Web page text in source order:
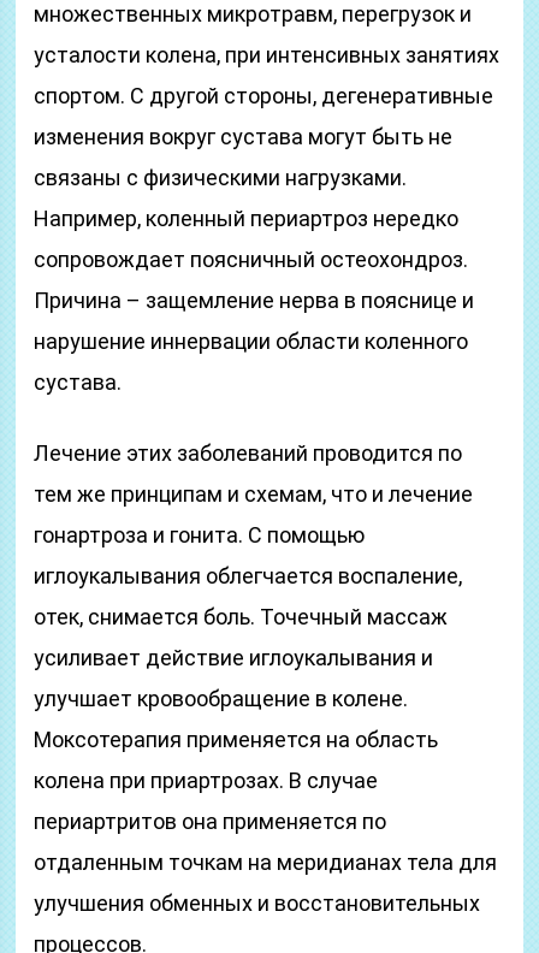
множественных микротравм, перегрузок и
усталости колена, при интенсивных занятиях
спортом. С другой стороны, дегенеративные
изменения вокруг сустава могут быть не
связаны с физическими нагрузками.
Например, коленный периартроз нередко
сопровождает поясничный остеохондроз.
Причина – защемление нерва в пояснице и
нарушение иннервации области коленного
сустава.
Лечение этих заболеваний проводится по
тем же принципам и схемам, что и лечение
гонартроза и гонита. С помощью
иглоукалывания облегчается воспаление,
отек, снимается боль. Точечный массаж
усиливает действие иглоукалывания и
улучшает кровообращение в колене.
Моксотерапия применяется на область
колена при приартрозах. В случае
периартритов она применяется по
отдаленным точкам на меридианах тела для
улучшения обменных и восстановительных
процессов.